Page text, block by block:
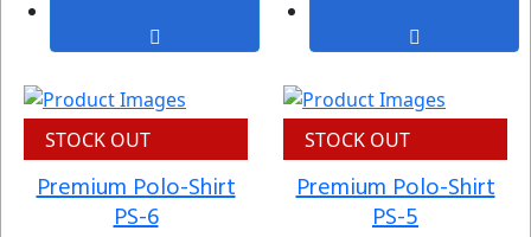
STOCK OUT
Premium Polo-Shirt
PS-6
STOCK OUT
Premium Polo-Shirt
PS-5